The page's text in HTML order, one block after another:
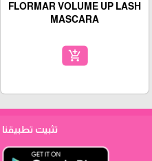
FLORMAR VOLUME UP LASH
MASCARA
add_shopping_cart
تثبيت تطبيقنا